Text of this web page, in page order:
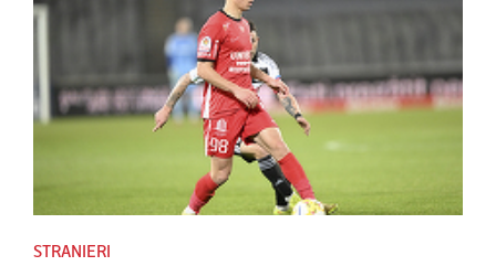
STRANIERI